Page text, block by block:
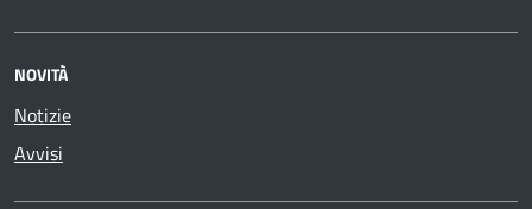
NOVITÀ
Notizie
Avvisi